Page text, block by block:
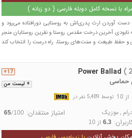
با نسخه کامل دوبله فارسی ( دو زبانه )
آوردن ارث پدری‌اش به روستایی دورافتاده می‌رود و
نابودی آخرین درخت مقدس روستا و نفرین روستایان منجر
و حفظ طبیعت و سنت‌های روستا، راه درست را انتخاب کند
+ لیست من
17+ Power Ballad (
حماسی
از 10 توسط 5,489 نفر در
,موزیک امتیاز منتقدان: 65/100
6.3از 10